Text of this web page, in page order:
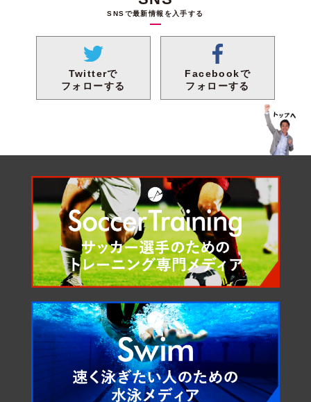
SNSで最新情報を入手する
Twitterで
フォローする
Facebookで
フォローする